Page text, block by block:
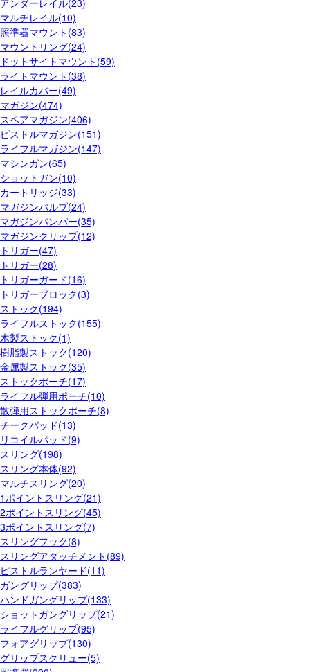
アンダーレイル(23)
マルチレイル(10)
照準器マウント(83)
マウントリング(24)
ドットサイトマウント(59)
ライトマウント(38)
レイルカバー(49)
マガジン(474)
スペアマガジン(406)
ピストルマガジン(151)
ライフルマガジン(147)
マシンガン(65)
ショットガン(10)
カートリッジ(33)
マガジンバルブ(24)
マガジンバンパー(35)
マガジンクリップ(12)
トリガー(47)
トリガー(28)
トリガーガード(16)
トリガーブロック(3)
ストック(194)
ライフルストック(155)
木製ストック(1)
樹脂製ストック(120)
金属製ストック(35)
ストックポーチ(17)
ライフル弾用ポーチ(10)
散弾用ストックポーチ(8)
チークパッド(13)
リコイルパッド(9)
スリング(198)
スリング本体(92)
マルチスリング(20)
1ポイントスリング(21)
2ポイントスリング(45)
3ポイントスリング(7)
スリングフック(8)
スリングアタッチメント(89)
ピストルランヤード(11)
ガングリップ(383)
ハンドガングリップ(133)
ショットガングリップ(21)
ライフルグリップ(95)
フォアグリップ(130)
グリップスクリュー(5)